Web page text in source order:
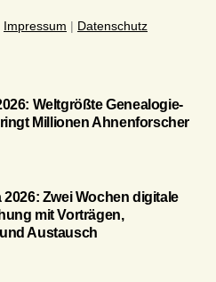
Impressum | Datenschutz
Weltgrößte Genealogie-
Millionen Ahnenforscher
2026: Zwei Wochen digitale
mit Vorträgen,
Austausch